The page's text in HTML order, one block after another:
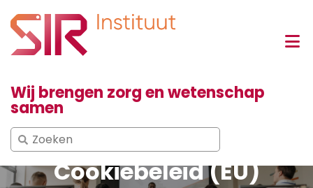
Wij brengen zorg en wetenschap
samen
Search
for:
Cookiebeleid (EU)